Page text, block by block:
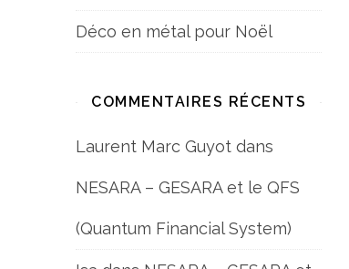
Déco en métal pour Noël
COMMENTAIRES RÉCENTS
Laurent Marc Guyot dans
NESARA – GESARA et le QFS
(Quantum Financial System)